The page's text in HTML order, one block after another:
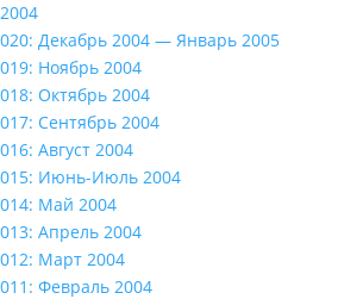
2004
020: Декабрь 2004 — Январь 2005
019: Ноябрь 2004
018: Октябрь 2004
017: Сентябрь 2004
016: Август 2004
015: Июнь-Июль 2004
014: Май 2004
013: Апрель 2004
012: Март 2004
011: Февраль 2004